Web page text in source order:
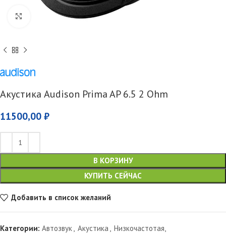
Увеличить
Акустика Audison Prima AP 6.5 2 Ohm
11500,00 ₽
В КОРЗИНУ
КУПИТЬ СЕЙЧАС
Добавить в список желаний
Категории: Автозвук Акустика
Низкочастотая,